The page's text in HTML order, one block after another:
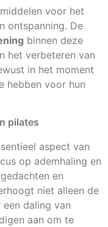
voor het
ontspanning. De
binnen deze
het verbeteren van
in het moment
hebben voor hun
pilates
aspect van
op ademhaling en
en
niet alleen de
daling van
aan om te